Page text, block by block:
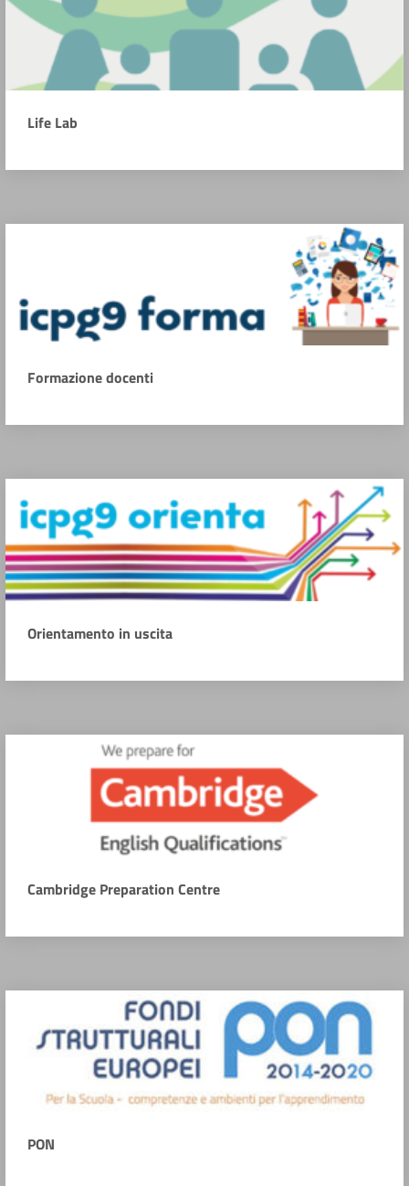
Life Lab
Formazione docenti
Orientamento in uscita
Cambridge Preparation Centre
PON